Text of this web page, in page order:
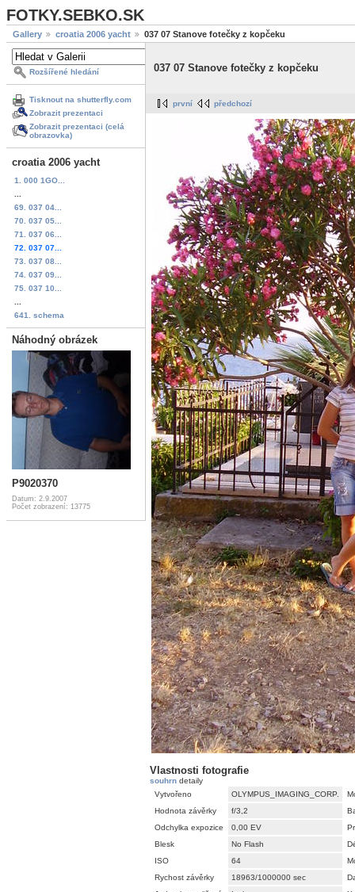
FOTKY.SEBKO.SK
Gallery croatia 2006 yacht 037 07 Stanove fotečky z kopčeku
Rozšířené hledání
Tisknout na shutterfly.com
Zobrazit prezentaci
Zobrazit prezentaci (celá
obrazovka)
croatia 2006 yacht
1. 000 1GO...
69. 037 04...
70. 037 05...
71. 037 06...
72. 037 07...
73. 037 08...
74. 037 09...
75. 037 10...
641. schema
Náhodný obrázek
P9020370
Datum: 2.9.2007
Počet zobrazení: 13775
037 07 Stanove fotečky z kopčeku
první předchozí
Vlastnosti fotografie
souhrn detaily
Vytvořeno
OLYMPUS_IMAGING_CORP.
Hodnota závěrky
f/3,2
Odchylka expozice
0,00 EV
Blesk
No Flash
ISO
64
Rychost závěrky
18963/1000000 sec